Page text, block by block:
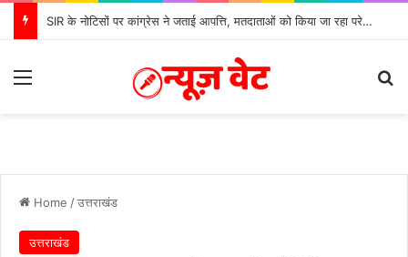
दिसंबर से पहले ढाई हजार से अधिक पदों के लिए भरे जाएंगे फार्म
Home /उत्तराखंड
उत्तराखंड